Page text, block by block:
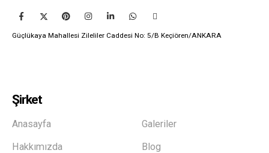
Güçlükaya Mahallesi Zileliler Caddesi No: 5/B Keçiören/ANKARA
Şirket
Anasayfa
Hakkımızda
Galeriler
Blog